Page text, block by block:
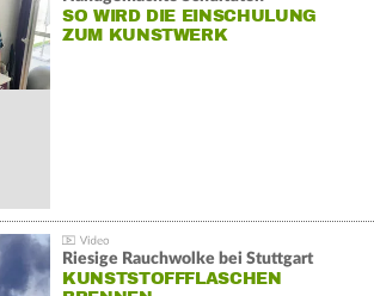
SO WIRD DIE EINSCHULUNG
ZUM KUNSTWERK
Riesige Rauchwolke bei Stuttgart
KUNSTSTOFFFLASCHEN